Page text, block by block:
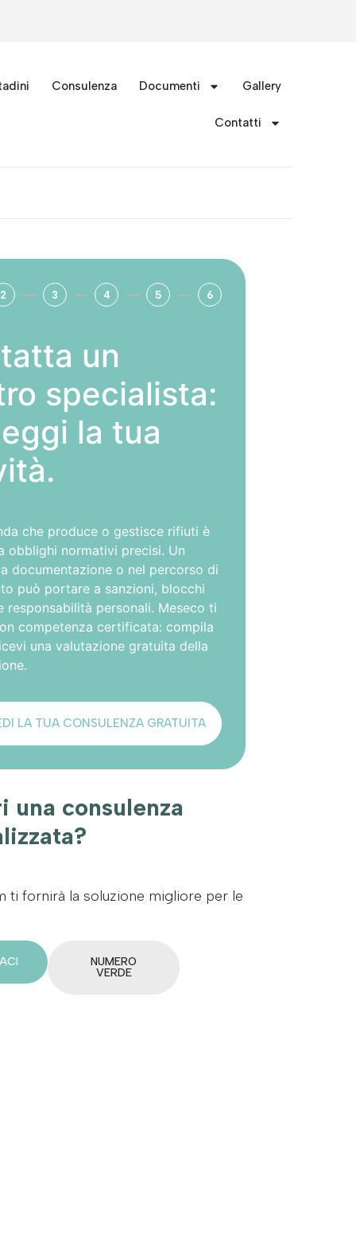
Consulenza Documenti Gallery
Contatti
2 3 4 5 6
un
specialista:
la tua
che produce o gestisce rifiuti è
obblighi normativi precisi. Un
documentazione o nel percorso di
può portare a sanzioni, blocchi
responsabilità personali. Meseco ti
competenza certificata: compila
una valutazione gratuita della
LA TUA CONSULENZA GRATUITA
una consulenza
ti fornirà la soluzione migliore per le
NUMERO
VERDE